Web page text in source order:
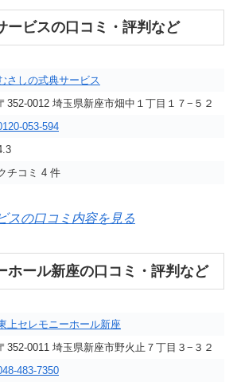
ービスの口コミ・評判など
さしの式典サービス
352-0012 埼玉県新座市畑中１丁目１７−５２
053-594
チコミ 4 件
スの口コミ内容を見る
ホール新座の口コミ・評判など
上セレモニーホール新座
352-0011 埼玉県新座市野火止７丁目３−３２
483-7350